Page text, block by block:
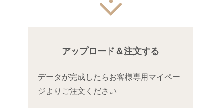
アップロード＆注文する
データが完成したらお客様専用マイペー
ジよりご注文ください